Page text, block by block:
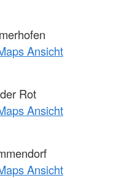
Ansicht
Rot
Ansicht
Ansicht